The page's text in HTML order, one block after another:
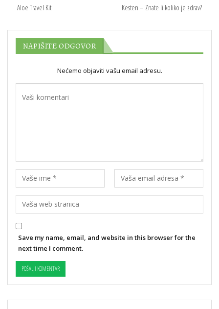
Aloe Travel Kit Kesten – Znate li koliko je zdrav?
NAPIŠITE ODGOVOR
Nećemo objaviti vašu email adresu.
Save my name, email, and website in this browser for the
next time I comment.